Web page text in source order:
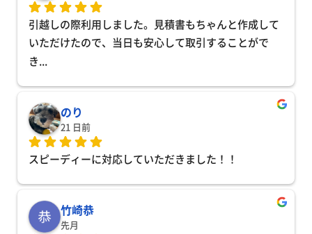
引越しの際利用しました。見積書もちゃんと作成して
いただけたので、当日も安心して取引することがで
き...
のり
21 日前
スピーディーに対応していただきました！！
竹崎恭
先月